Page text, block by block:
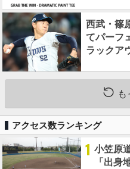
西武・篠
てパーフ
ラックア
も
アクセス数ランキング
1 小笠原
「出身